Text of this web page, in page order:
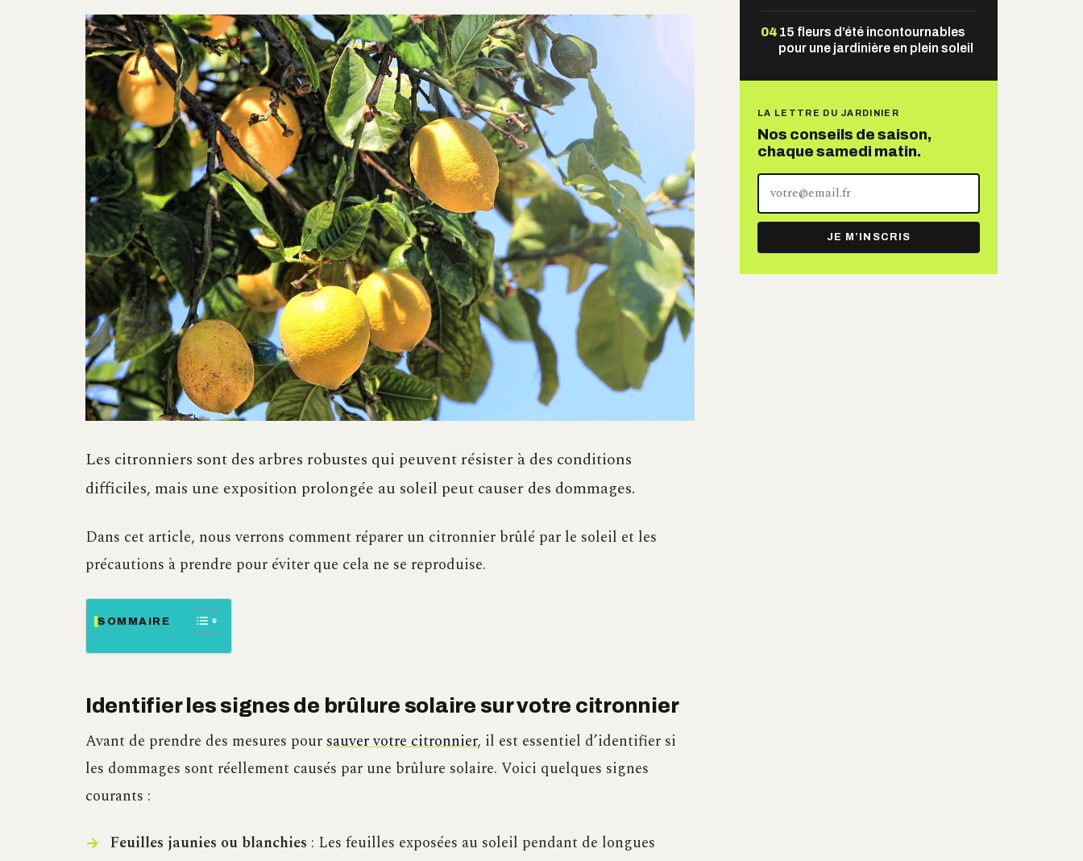
Les citronniers sont des arbres robustes qui peuvent résister à des conditions
difficiles, mais une exposition prolongée au soleil peut causer des dommages.
Dans cet article, nous verrons comment réparer un citronnier brûlé par le soleil et les
précautions à prendre pour éviter que cela ne se reproduise.
SOMMAIRE
Identifier les signes de brûlure solaire sur votre citronnier
Avant de prendre des mesures poursauver votre citronnier, il est essentiel d’identifier si
les dommages sont réellement causés par une brûlure solaire. Voici quelques signes
courants :
Feuilles jaunies ou blanchies : Les feuilles exposées au soleil pendant de longues
04 15 fleurs d’été incontournables
pour une jardinière en plein soleil
LA LETTRE DU JARDINIER
Nos conseils de saison,
chaque samedi matin.
adresse
mail
JE M’INSCRIS